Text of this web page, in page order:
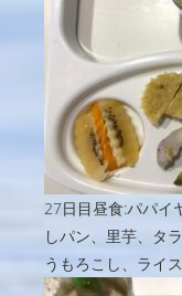
27日目昼食:パパイ
しパン、里芋、タ
うもろこし、ライ